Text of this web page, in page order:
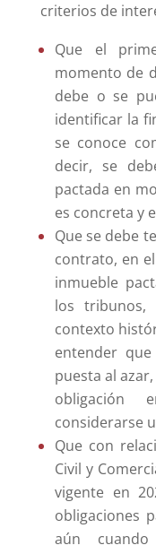
criterios de
Que el
momento de
debe o se
identificar la
se conoce
decir, se
pactada en
es concreta y
Que se debe
contrato, en
inmueble
los tribunos,
contexto
entender
puesta al
obligación
considerarse
Que con
Civil y
vigente en
obligaciones
aún